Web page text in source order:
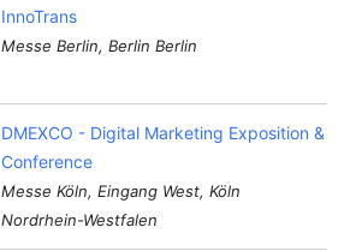
InnoTrans
Messe Berlin, Berlin Berlin
DMEXCO - Digital Marketing Exposition &
Conference
Messe Köln, Eingang West, Köln
Nordrhein-Westfalen